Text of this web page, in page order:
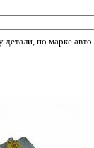
по марке